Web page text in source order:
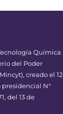
Química
del Poder
creado el 12
N°
del 13 de